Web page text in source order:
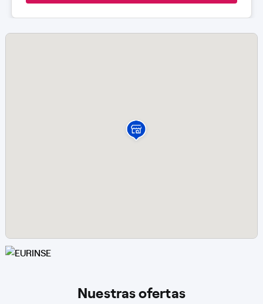
Nuestras ofertas